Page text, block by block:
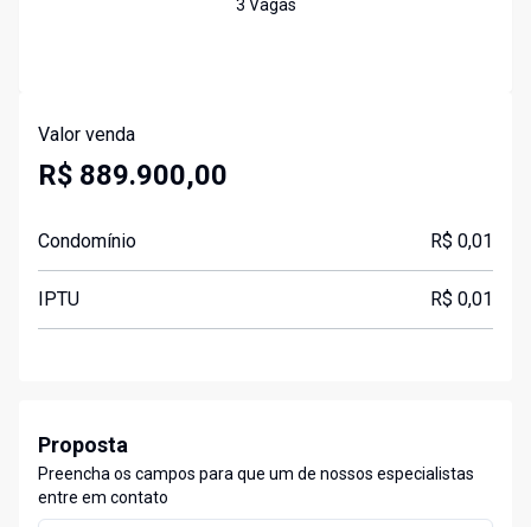
3 Vagas
Valor venda
R$ 889.900,00
Condomínio R$ 0,01
IPTU R$ 0,01
Proposta
Preencha os campos para que um de nossos especialistas
entre em contato